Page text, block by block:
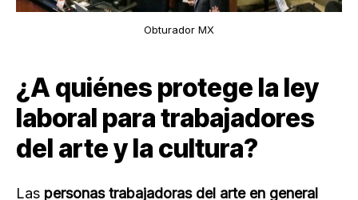
Obturador MX
¿A quiénes protege la ley
laboral para trabajadores
del arte y la cultura?
Las personas trabajadoras del arte en general